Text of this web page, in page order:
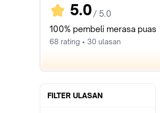
5.0 / 5.0
100% pembeli merasa puas
68 rating • 30 ulasan
FILTER ULASAN